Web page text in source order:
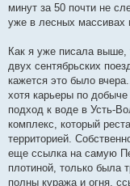
минут за 50 почти не
уже в лесных массивах
Как я уже писала выше,
двух сентябрьских
кажется это было
хотя карьеры по
подход к воде в Усть-
комплекс, который
территорией.
еще ссылка на самую
плотиной, только была
полны куража и огня,